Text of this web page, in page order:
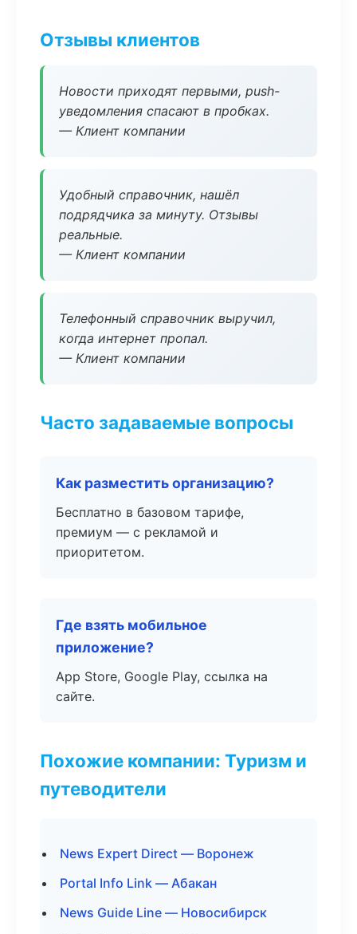
Отзывы клиентов
Новости приходят первыми, push-
уведомления спасают в пробках.
— Клиент компании
Удобный справочник, нашёл
подрядчика за минуту. Отзывы
реальные.
— Клиент компании
Телефонный справочник выручил,
когда интернет пропал.
— Клиент компании
Часто задаваемые вопросы
Как разместить организацию?
Бесплатно в базовом тарифе,
премиум — с рекламой и
приоритетом.
Где взять мобильное
приложение?
App Store, Google Play, ссылка на
сайте.
Похожие компании: Туризм и
путеводители
News Expert Direct — Воронеж
Portal Info Link — Абакан
News Guide Line — Новосибирск